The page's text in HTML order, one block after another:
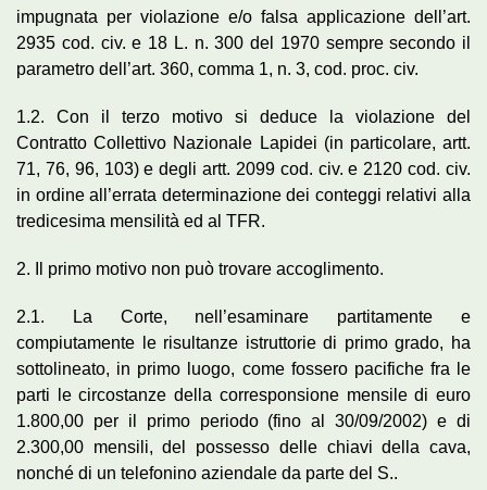
impugnata per violazione e/o falsa applicazione dell’art.
2935 cod. civ. e 18 L. n. 300 del 1970 sempre secondo il
parametro dell’art. 360, comma 1, n. 3, cod. proc. civ.
1.2. Con il terzo motivo si deduce la violazione del
Contratto Collettivo Nazionale Lapidei (in particolare, artt.
71, 76, 96, 103) e degli artt. 2099 cod. civ. e 2120 cod. civ.
in ordine all’errata determinazione dei conteggi relativi alla
tredicesima mensilità ed al TFR.
2. Il primo motivo non può trovare accoglimento.
2.1. La Corte, nell’esaminare partitamente e
compiutamente le risultanze istruttorie di primo grado, ha
sottolineato, in primo luogo, come fossero pacifiche fra le
parti le circostanze della corresponsione mensile di euro
1.800,00 per il primo periodo (fino al 30/09/2002) e di
2.300,00 mensili, del possesso delle chiavi della cava,
nonché di un telefonino aziendale da parte del S..